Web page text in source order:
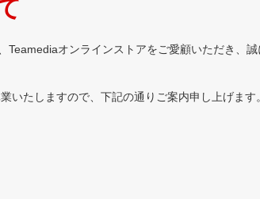
オンラインストアをご愛顧いただき、誠
いたしますので、下記の通りご案内申し上げます。